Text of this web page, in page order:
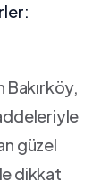
Bakırköy,
güzel
dikkat